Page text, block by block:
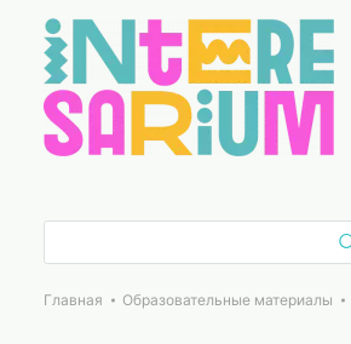
Главная Образовательные материалы